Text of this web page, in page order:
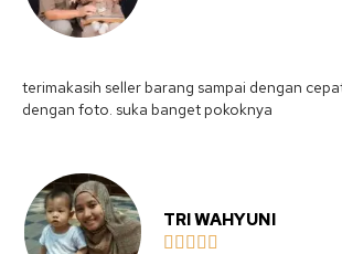
terimakasih seller barang sampai dengan
dengan foto. suka banget pokoknya
TRI WAHYUNI
    